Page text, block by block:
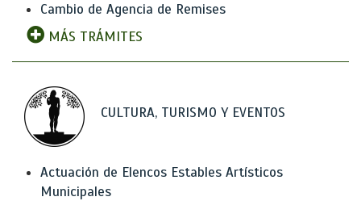
Cambio de Agencia de Remises
MÁS TRÁMITES
CULTURA, TURISMO Y EVENTOS
Actuación de Elencos Estables Artísticos
Municipales